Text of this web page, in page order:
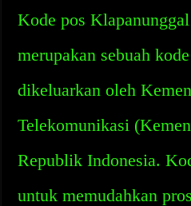
Kode pos
merupakan sebuah
dikeluarkan oleh
Telekomunikasi
Republik Indonesia.
untuk memudahkan